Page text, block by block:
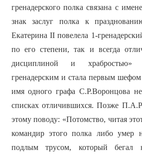
гренадерского полка связана с
знак заслуг полка к
Екатерина ІІ повелела 1-
по его степени, так и всегда
дисциплиной и храбростью»
гренадерским и стала первым
имя одного графа С.Р.Воронцова
списках отличившихся. Позже
этому поводу: «Потомство, читая
командир этого полка либо умер
подлым трусом, который бегал